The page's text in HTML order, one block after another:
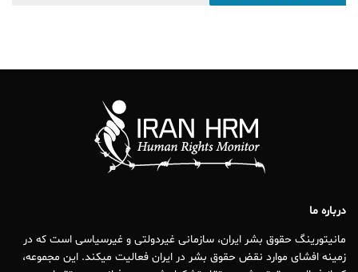
درباره ما
مانیتورینگ حقوق بشر ایران، سازمانی غیردولتی و غیرسیاسی است که در
زمینه افشای موارد نقض حقوق بشر در ایران فعالیت میکند. این مجموعه،